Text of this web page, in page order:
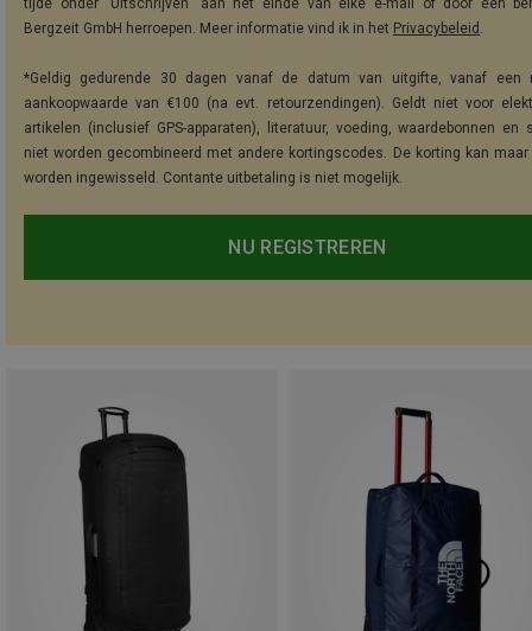
tijde onder "Uitschrijven" aan het einde van elke e-mail of door een
Bergzeit GmbH herroepen. Meer informatie vind ik in het Privacybeleid .
*Geldig gedurende 30 dagen vanaf de datum van uitgifte, vanaf een
aankoopwaarde van €100 (na evt. retourzendingen). Geldt niet voor
artikelen (inclusief GPS-apparaten), literatuur, voeding, waardebonnen en
niet worden gecombineerd met andere kortingscodes. De korting kan maar
worden ingewisseld. Contante uitbetaling is niet mogelijk.
NU REGISTREREN